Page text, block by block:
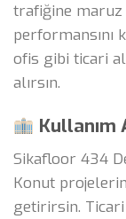
trafiğine
performansını
ofis gibi ticari
alırsın.
Kullanım
Sikafloor 434
Konut
getirirsin. Ticari